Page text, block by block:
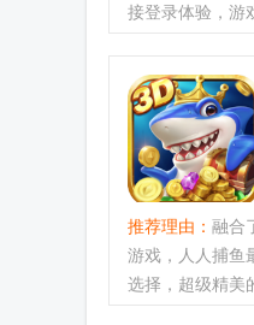
接登录体验，游
推荐理由： 融合
游戏，人人捕鱼
选择，超级精美